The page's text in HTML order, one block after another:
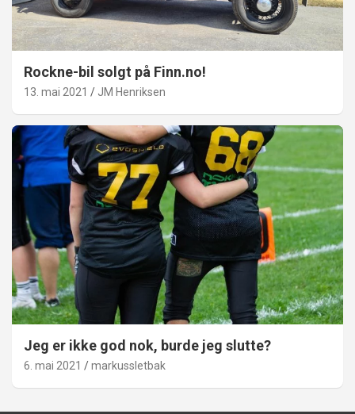
Rockne-bil solgt på Finn.no!
13. mai 2021 JM Henriksen
Jeg er ikke god nok, burde jeg slutte?
6. mai 2021 markussletbak